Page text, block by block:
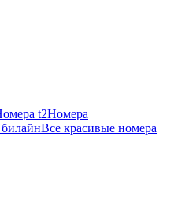
t2Номера
Все красивые номера